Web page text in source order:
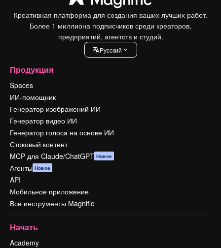
Креативная платформа для создания ваших лучших работ.
Более 1 миллиона подписчиков среди креаторов,
предприятий, агентств и студий.
Pусский
Продукция
Spaces
ИИ-помощник
Генератор изображений ИИ
Генератор видео ИИ
Генератор голоса на основе ИИ
Стоковый контент
MCP для Claude/ChatGPT Новое
Агенты Новое
API
Мобильное приложение
Все инструменты Magnific
Начать
Academy